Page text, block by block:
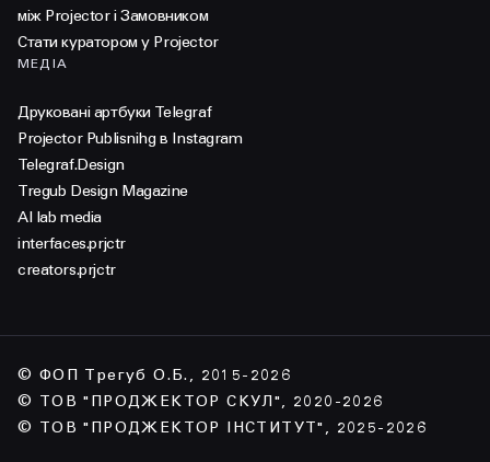
між Projector і Замовником
Стати куратором у Projector
МЕДІА
Друковані артбуки Telegraf
Projector Publisnihg в Instagram
Telegraf.Design
Tregub Design Magazine
AI lab media
interfaces.prjctr
creators.prjctr
© ФОП Трегуб О.Б., 2015-2026
© ТОВ "ПРОДЖЕКТОР СКУЛ", 2020-2026
© ТОВ "ПРОДЖЕКТОР ІНСТИТУТ", 2025-2026